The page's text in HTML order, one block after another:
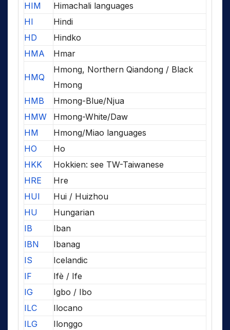
HIM
Himachali languages
HI
Hindi
HD
Hindko
HMA
Hmar
HMQ
Hmong, Northern Qiandong / Black
Hmong
HMB
Hmong-Blue/Njua
HMW
Hmong-White/Daw
HM
Hmong/Miao languages
HO
Ho
HKK
Hokkien: see TW-Taiwanese
HRE
Hre
HUI
Hui / Huizhou
HU
Hungarian
IB
Iban
IBN
Ibanag
IS
Icelandic
IF
Ifè / Ife
IG
Igbo / Ibo
ILC
Ilocano
ILG
Ilonggo